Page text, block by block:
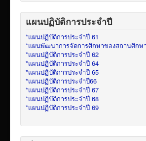
แผนปฏิบัติการประจำปี
*แผนปฏิบัติการประจำปี 61
*แผนพัฒนาการจัดการศึกษาของสถานศึกษ
*แผนปฏิบัติการประจำปี 62
*แผนปฏิบัติการประจำปี 64
*แผนปฏิบัติการประจำปี 65
*แผนปฏิบัติการประจำปี66
*แผนปฏิบัติการประจำปี 67
*แผนปฏิบัติการประจำปี 68
*แผนปฏิบัติการประจำปี 69